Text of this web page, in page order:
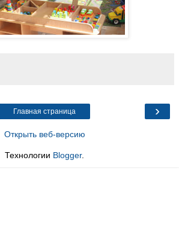
›
Главная страница
Открыть веб-версию
Технологии Blogger.